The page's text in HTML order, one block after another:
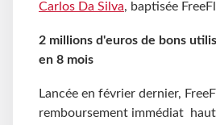
Carlos Da Silva, baptisée
2 millions d'euros de bons
en 8 mois
Lancée en février dernier,
remboursement immédiat